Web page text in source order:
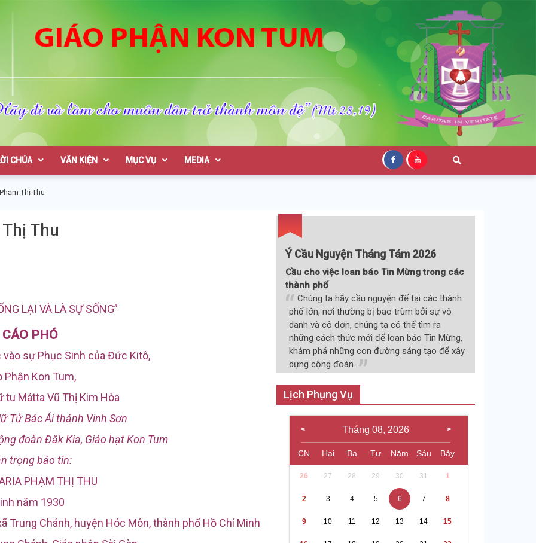
Tum
CHÚA VĂN KIỆN MỤC VỤ MEDIA
Thị Thu
Thu
LẠI VÀ LÀ SỰ SỐNG”
CÁO PHÓ
sự Phục Sinh của Đức Kitô,
Phận Kon Tum,
tu Mátta Vũ Thị Kim Hòa
Tử Bác Ái thánh Vinh Sơn
đoàn Đăk Kia, Giáo hạt Kon Tum
trọng báo tin:
PHẠM THỊ THU
năm 1930
Trung Chánh, huyện Hóc Môn, thành phố Hồ Chí Minh
Ý Cầu Nguyện Tháng Tám 2026
Cầu cho việc loan báo Tin Mừng trong các
thành phố
Chúng ta hãy cầu nguyện để tại các thành
phố lớn, nơi thường bị bao trùm bởi sự vô
danh và cô đơn, chúng ta có thể tìm ra
những cách thức mới để loan báo Tin Mừng,
khám phá những con đường sáng tạo để xây
dựng cộng đoàn.
Lịch Phụng Vụ
Tháng 08, 2026
CN Hai Ba Tư Năm Sáu Bảy
26 27 28 29 30 31 1
2 3 4 5 6 7 8
9 10 11 12 13 14 15